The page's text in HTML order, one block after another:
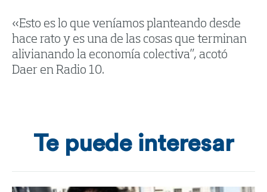
«Esto es lo que veníamos planteando desde
hace rato y es una de las cosas que terminan
alivianando la economía colectiva”, acotó
Daer en Radio 10.
Te puede interesar